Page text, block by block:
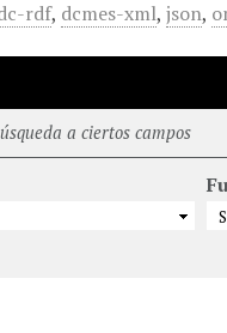
rdf, dcmes-xml,json,
a ciertos campos